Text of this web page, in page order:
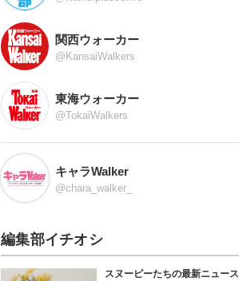
関西ウォーカー
@KansaiWalkers
東海ウォーカー
@TokaiWalkers
キャラWalker
@chara_walker_
編集部イチオシ
スヌーピーたちの最新ニュース